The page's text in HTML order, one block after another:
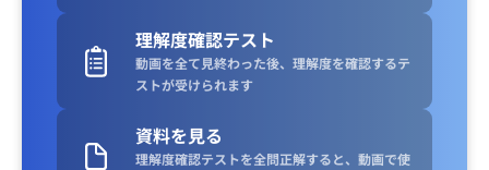
理解度確認テスト
動画を全て見終わった後、理解度を確認するテ
ストが受けられます
資料を見る
理解度確認テストを全問正解すると、動画で使